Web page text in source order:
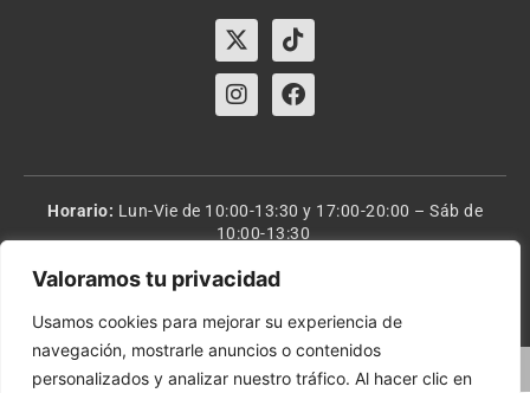
Valoramos tu privacidad
Usamos cookies para mejorar su experiencia de
navegación, mostrarle anuncios o contenidos
personalizados y analizar nuestro tráfico. Al hacer clic en
X-
twitter
Tiktok
InstagramFacebook
Horario: Lun-Vie de 10:00-13:30 y 17:00-20:00 – Sáb de
10:00-13:30
Orient Express | Copyright 2021 © Todos los derechos
Marketing Digital Seoxan